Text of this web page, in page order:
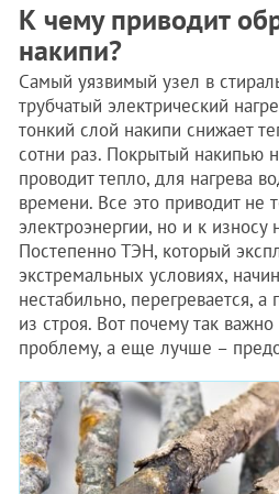
К чему приводит
накипи?
Самый уязвимый узел в
трубчатый электрический
тонкий слой накипи снижает
сотни раз. Покрытый накипью
проводит тепло, для нагрева
времени. Все это приводит не
электроэнергии, но и к износу
Постепенно ТЭН, который
экстремальных условиях,
нестабильно, перегревается,
из строя. Вот почему так
проблему, а еще лучше –